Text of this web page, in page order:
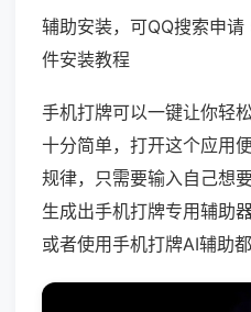
辅助安装，可QQ搜索申
件安装教程
手机打牌可以一键让你轻
十分简单，打开这个应用
规律，只需要输入自己想
生成出手机打牌专用辅助
或者使用手机打牌AI辅助